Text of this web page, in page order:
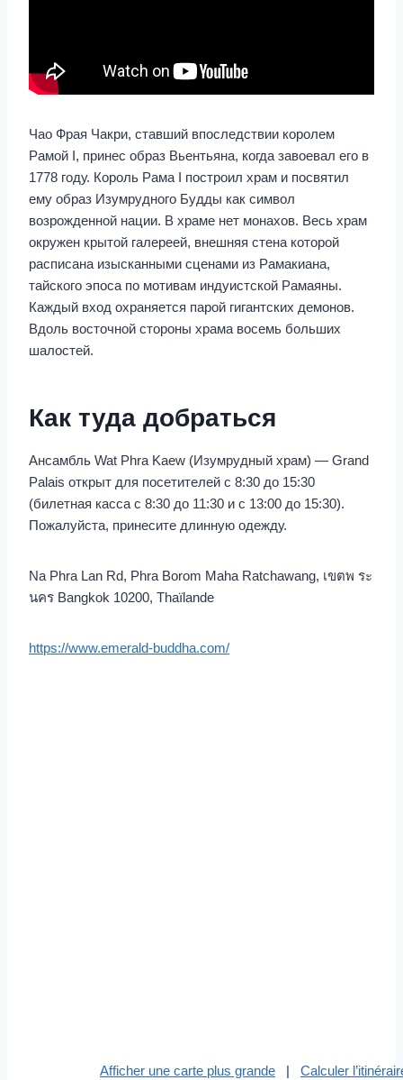
Чао Фрая Чакри, ставший впоследствии королем
Рамой I, принес образ Вьентьяна, когда завоевал его в
1778 году. Король Рама I построил храм и посвятил
ему образ Изумрудного Будды как символ
возрожденной нации. В храме нет монахов. Весь храм
окружен крытой галереей, внешняя стена которой
расписана изысканными сценами из Рамакиана,
тайского эпоса по мотивам индуистской Рамаяны.
Каждый вход охраняется парой гигантских демонов.
Вдоль восточной стороны храма восемь больших
шалостей.
Как туда добраться
Ансамбль Wat Phra Kaew (Изумрудный храм) — Grand
Palais открыт для посетителей с 8:30 до 15:30
(билетная касса с 8:30 до 11:30 и с 13:00 до 15:30).
Пожалуйста, принесите длинную одежду.
Na Phra Lan Rd, Phra Borom Maha Ratchawang, เขตพ ระ
นคร Bangkok 10200, Thaïlande
https://www.emerald-buddha.com/
Afficher une carte plus grande | Calculer